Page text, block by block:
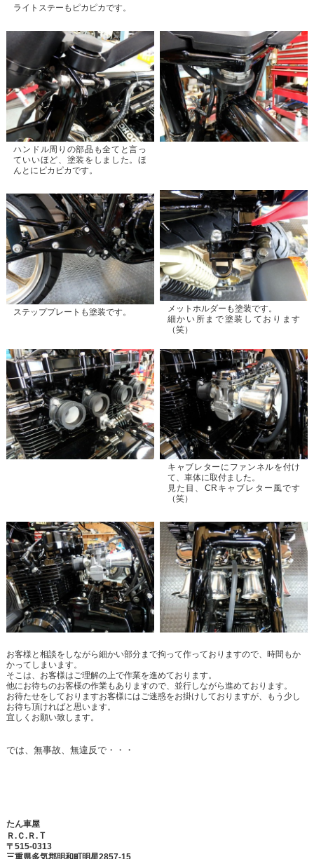
ライトステーもピカピカです。
ハンドル周りの部品も全てと言っ
ていいほど、塗装をしました。ほ
んとにピカピカです。
ステッププレートも塗装です。
メットホルダーも塗装です。
細かい所まで塗装しております
（笑）
キャブレターにファンネルを付け
て、車体に取付ました。
見た目、CRキャブレター風です
（笑）
お客様と相談をしながら細かい部分まで拘って作っておりますので、時間もか
かってしまいます。
そこは、お客様はご理解の上で作業を進めております。
他にお待ちのお客様の作業もありますので、並行しながら進めております。
お待たせをしておりますお客様にはご迷惑をお掛けしておりますが、もう少し
お待ち頂ければと思います。
宜しくお願い致します。
では、無事故、無違反で・・・
たん車屋
Ｒ.Ｃ.Ｒ.Ｔ
〒515-0313
三重県多気郡明和町明星2857-15